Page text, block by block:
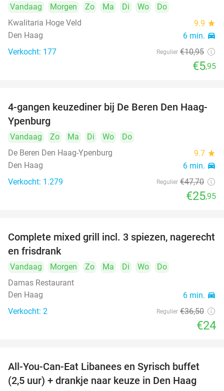
Vandaag Morgen Zo Ma Di Wo
Do
Kwalitaria Hoge Veld
9.9 star
Den Haag 6 min. directions_car
Verkocht: 177 Regulier €10,95
€5,95
46%
4-gangen keuzediner bij De Beren Den Haag-
Ypenburg
Vandaag Zo Ma Di Wo
Do
De Beren Den Haag-Ypenburg
9.7 star
Den Haag 6 min. directions_car
Verkocht: 1.279 Regulier €47,70
€25,95
34%
Complete mixed grill incl. 3 spiezen, nagerecht
en frisdrank
Vandaag Morgen Zo Ma Di Wo
Do
Damas Restaurant
Den Haag
6 min. directions_car
Verkocht: 2 Regulier €36,50
€24
31%
All-You-Can-Eat Libanees en Syrisch buffet
(2,5 uur) + drankje naar keuze in Den Haag